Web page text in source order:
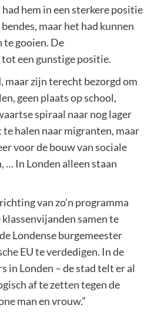
hem in een sterkere positie
maar het had kunnen
gooien. De
tot een gunstige positie.
maar zijn terecht bezorgd om
geen plaats op school,
spiraal naar nog lager
halen naar migranten, maar
voor de bouw van sociale
In Londen alleen staan
van zo’n programma
samen te
Londense burgemeester
EU te verdedigen. In de
in Londen – de stad telt er al
af te zetten tegen de
man en vrouw.”